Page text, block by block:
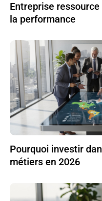
Entreprise
la performance
Pourquoi investir
métiers en 2026